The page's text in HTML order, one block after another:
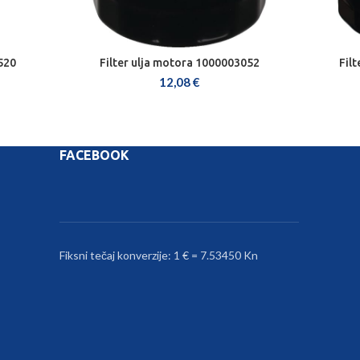
DODAJ U KOŠARICU
Filter ulja motora 1000003052
12,08€
FACEBOOK
Fiksni tečaj konverzije: 1 € = 7.53450 Kn